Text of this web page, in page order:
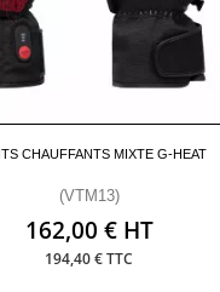
CHAUFFANTS MIXTE G-HEAT
(VTM13)
162,00 € HT
194,40 € TTC